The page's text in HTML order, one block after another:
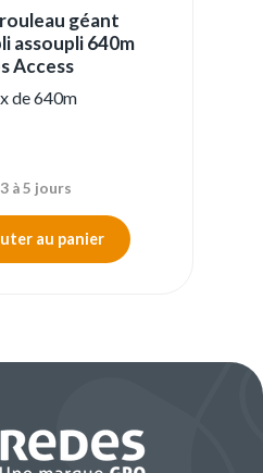
géant
assoupli 640m
Access
de 640m
à 5 jours
au panier